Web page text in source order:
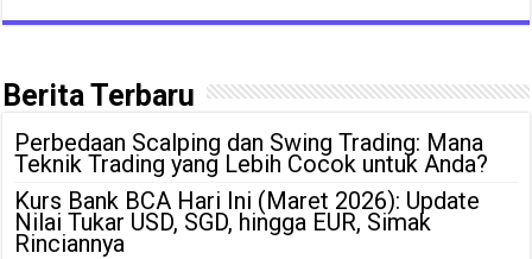
Berita Terbaru
Perbedaan Scalping dan Swing Trading: Mana
Teknik Trading yang Lebih Cocok untuk Anda?
Kurs Bank BCA Hari Ini (Maret 2026): Update
Nilai Tukar USD, SGD, hingga EUR, Simak
Rinciannya